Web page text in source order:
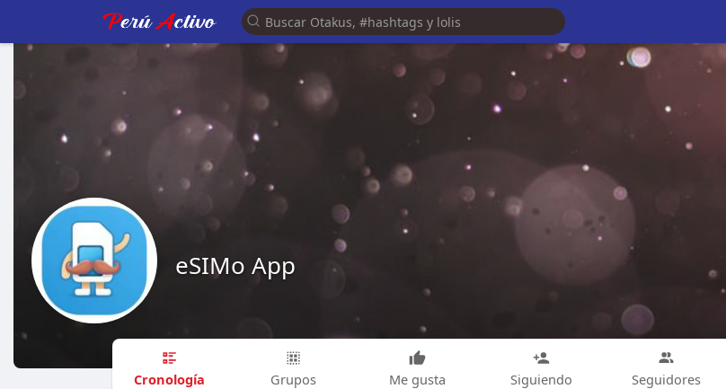
eSIMo App
Cronología Grupos Me gusta Siguiendo Seguidores